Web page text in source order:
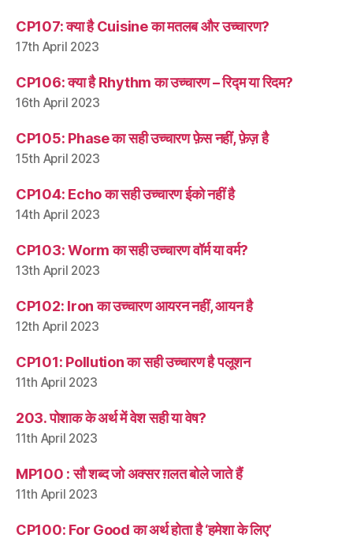
CP107: क्या है Cuisine का मतलब और उच्चारण?
17th April 2023
CP106: क्या है Rhythm का उच्चारण – रिद्म या रिदम?
16th April 2023
CP105: Phase का सही उच्चारण फ़ेस नहीं, फ़ेज़ है
15th April 2023
CP104: Echo का सही उच्चारण ईको नहीं है
14th April 2023
CP103: Worm का सही उच्चारण वॉर्म या वर्म?
13th April 2023
CP102: Iron का उच्चारण आयरन नहीं, आयन है
12th April 2023
CP101: Pollution का सही उच्चारण है पलूशन
11th April 2023
203. पोशाक के अर्थ में वेश सही या वेष?
11th April 2023
MP100 : सौ शब्द जो अक्सर ग़लत बोले जाते हैं
11th April 2023
CP100: For Good का अर्थ होता है ‘हमेशा के लिए’